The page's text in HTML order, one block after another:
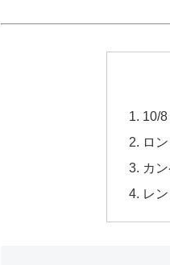
10/8
ロ
カ
レ